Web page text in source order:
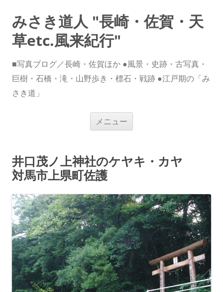
みさき道人 "長崎・佐賀・天
草etc.風来紀行"
■写真ブログ／長崎・佐賀ほか ●風景・史跡・古写真・
巨樹・石橋・滝・山野歩き・標石・戦跡 ●江戸期の「み
さき道」
メニュー
ス
キ
井口茂ノ上神社のケヤキ・カヤ
対馬市上県町佐護